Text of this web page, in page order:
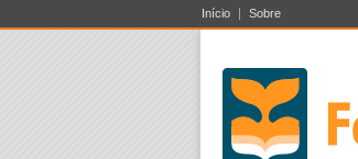
Início Sobre